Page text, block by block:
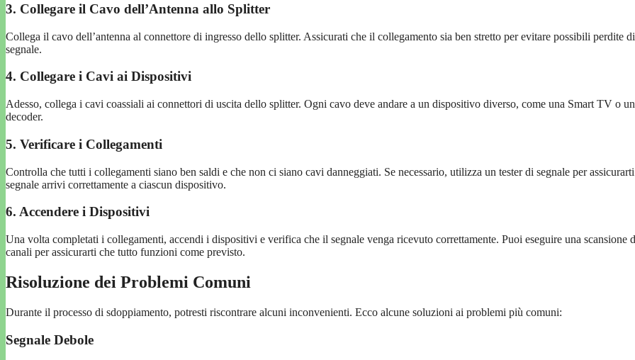
3. Collegare il Cavo dell’Antenna allo Splitter
Collega il cavo dell’antenna al connettore di ingresso dello splitter. Assicurati che il collegamento sia ben stretto per evitare possibili perdite di
segnale.
4. Collegare i Cavi ai Dispositivi
Adesso, collega i cavi coassiali ai connettori di uscita dello splitter. Ogni cavo deve andare a un dispositivo diverso, come una Smart TV o un
decoder.
5. Verificare i Collegamenti
Controlla che tutti i collegamenti siano ben saldi e che non ci siano cavi danneggiati. Se necessario, utilizza un tester di segnale per
segnale arrivi correttamente a ciascun dispositivo.
6. Accendere i Dispositivi
Una volta completati i collegamenti, accendi i dispositivi e verifica che il segnale venga ricevuto correttamente. Puoi eseguire una scansione
canali per assicurarti che tutto funzioni come previsto.
Risoluzione dei Problemi Comuni
Durante il processo di sdoppiamento, potresti riscontrare alcuni inconvenienti. Ecco alcune soluzioni ai problemi più comuni:
Segnale Debole